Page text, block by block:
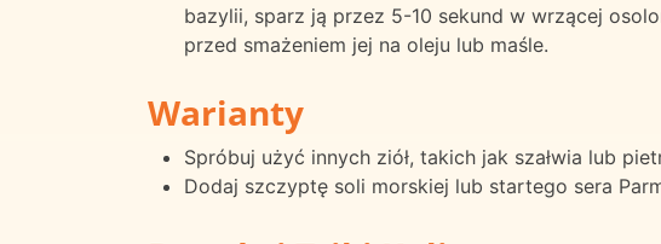
bazylii, sparz ją przez 5-10 sekund w wrzącej
przed smażeniem jej na oleju lub maśle.
Warianty
Spróbuj użyć innych ziół, takich jak szałwia lub
Dodaj szczyptę soli morskiej lub startego sera